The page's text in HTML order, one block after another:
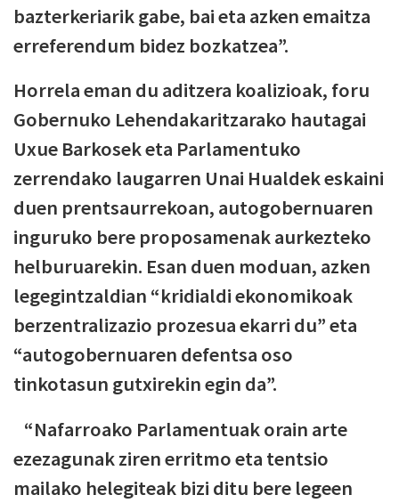
bazterkeriarik gabe, bai eta azken emaitza
erreferendum bidez bozkatzea”.
Horrela eman du aditzera koalizioak, foru
Gobernuko Lehendakaritzarako hautagai
Uxue Barkosek eta Parlamentuko
zerrendako laugarren Unai Hualdek eskaini
duen prentsaurrekoan, autogobernuaren
inguruko bere proposamenak aurkezteko
helburuarekin. Esan duen moduan, azken
legegintzaldian “kridialdi ekonomikoak
berzentralizazio prozesua ekarri du” eta
“autogobernuaren defentsa oso
tinkotasun gutxirekin egin da”.
“Nafarroako Parlamentuak orain arte
ezezagunak ziren erritmo eta tentsio
mailako helegiteak bizi ditu bere legeen